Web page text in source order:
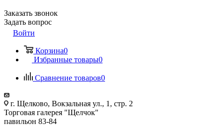
Заказать звонок
Задать вопрос
Войти
Корзина0
Избранные товары0
Сравнение товаров0
г. Щелково, Вокзальная ул., 1, стр. 2
Торговая галерея "Щелчок"
павильон 83-84